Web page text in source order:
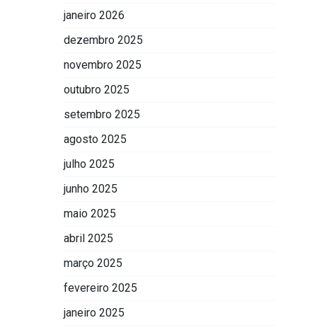
janeiro 2026
dezembro 2025
novembro 2025
outubro 2025
setembro 2025
agosto 2025
julho 2025
junho 2025
maio 2025
abril 2025
março 2025
fevereiro 2025
janeiro 2025